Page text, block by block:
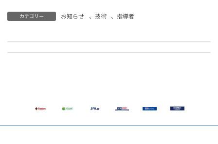
カテゴリー お知らせ 、 技術 、指導者
【代表】川井 浬 選手（ツエーゲン金沢U-18） U-16日本代表選出のお知らせ